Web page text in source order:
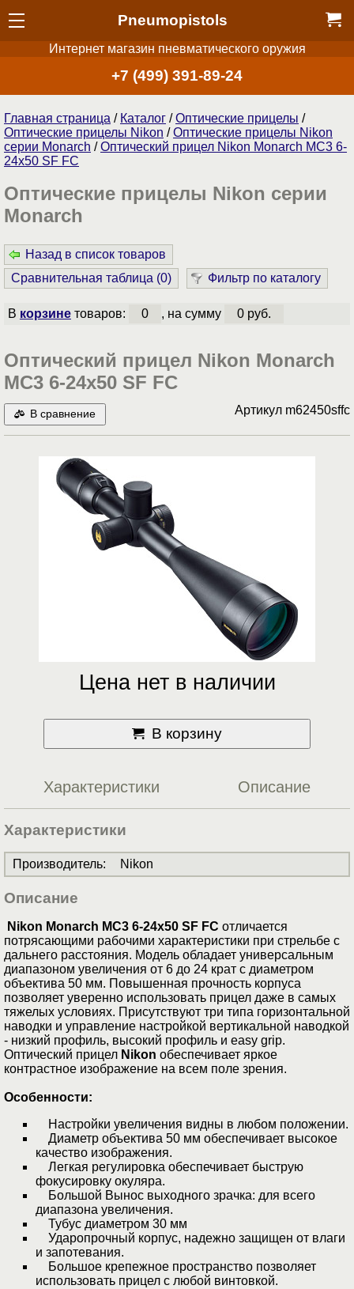
Pneumopistols
Интернет магазин пневматического оружия
+7 (499) 391-89-24
Главная страница / Каталог /Оптические прицелы /
Оптические прицелы Nikon /Оптические прицелы Nikon
серии Monarch /Оптический прицел Nikon Monarch MC3 6-
24x50 SF FC
Оптические прицелы Nikon серии
Monarch
Назад в список товаров
Сравнительная таблица (0) Фильтр по каталогу
В корзинетоваров: 0 , на сумму 0 руб.
Оптический прицел Nikon Monarch
MC3 6-24x50 SF FC
В сравнение Артикул m62450sffc
Цена нет в наличии
В корзину
Характеристики Описание
Характеристики
Производитель: Nikon
Описание
Nikon Monarch MC3 6-24x50 SF FC отличается
потрясающими рабочими характеристики при стрельбе с
дальнего расстояния. Модель обладает универсальным
диапазоном увеличения от 6 до 24 крат с диаметром
объектива 50 мм. Повышенная прочность корпуса
позволяет уверенно использовать прицел даже в самых
тяжелых условиях. Присутствуют три типа горизонтальной
наводки и управление настройкой вертикальной наводкой
- низкий профиль, высокий профиль и easy grip.
Оптический прицел Nikon обеспечивает яркое
контрастное изображение на всем поле зрения.
Особенности:
Настройки увеличения видны в любом положении.
Диаметр объектива 50 мм обеспечивает высокое
качество изображения.
Легкая регулировка обеспечивает быструю
фокусировку окуляра.
Большой Вынос выходного зрачка: для всего
диапазона увеличения.
Тубус диаметром 30 мм
Ударопрочный корпус, надежно защищен от влаги
и запотевания.
Большое крепежное пространство позволяет
использовать прицел с любой винтовкой.